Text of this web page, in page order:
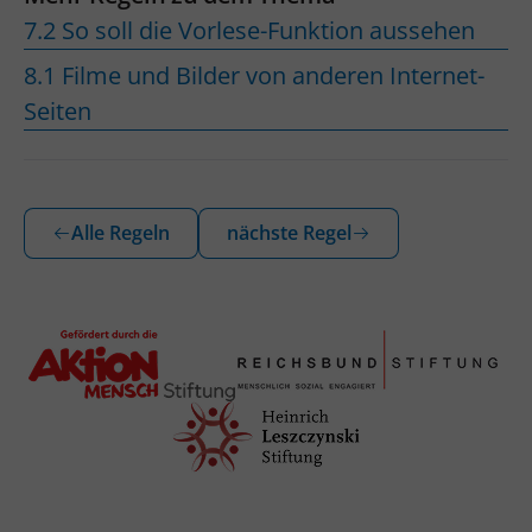
7.2 So soll die Vorlese-Funktion aussehen
8.1 Filme und Bilder von anderen Internet-
Seiten
Alle Regeln nächste Regel